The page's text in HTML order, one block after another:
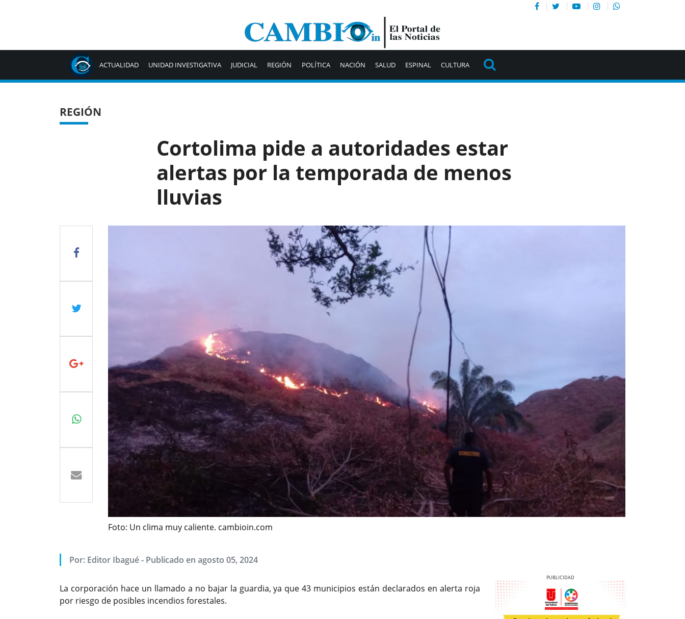
ACTUALIDAD UNIDAD INVESTIGATIVA JUDICIAL REGIÓN POLÍTICA NACIÓN SALUD ESPINAL CULTURA
REGIÓN
Cortolima pide a autoridades estar
alertas por la temporada de menos
lluvias
Foto: Un clima muy caliente. cambioin.com
Por: Editor Ibagué - Publicado en agosto 05, 2024
La corporación hace un llamado a no bajar la guardia, ya que 43 municipios están declarados en alerta roja
por riesgo de posibles incendios forestales.